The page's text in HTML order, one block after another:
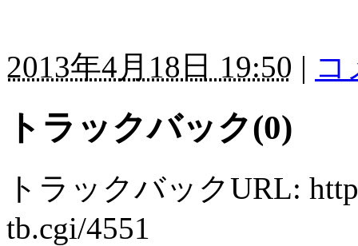
2013年4月18日 19:50 | コ
トラックバック(0)
トラックバックURL:
tb.cgi/4551